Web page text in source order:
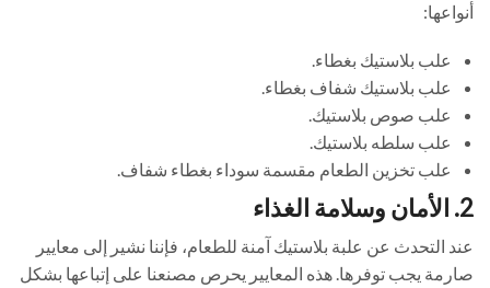
أنواعها:
علب بلاستيك بغطاء.
علب بلاستيك شفاف بغطاء.
علب صوص بلاستيك.
علب سلطه بلاستيك.
علب تخزين الطعام مقسمة سوداء بغطاء شفاف.
2. الأمان وسلامة الغذاء
عند التحدث عن علبة بلاستيك آمنة للطعام، فإننا نشير إلى معايير
صارمة يجب توفرها. هذه المعايير يحرص مصنعنا على إتباعها بشكل